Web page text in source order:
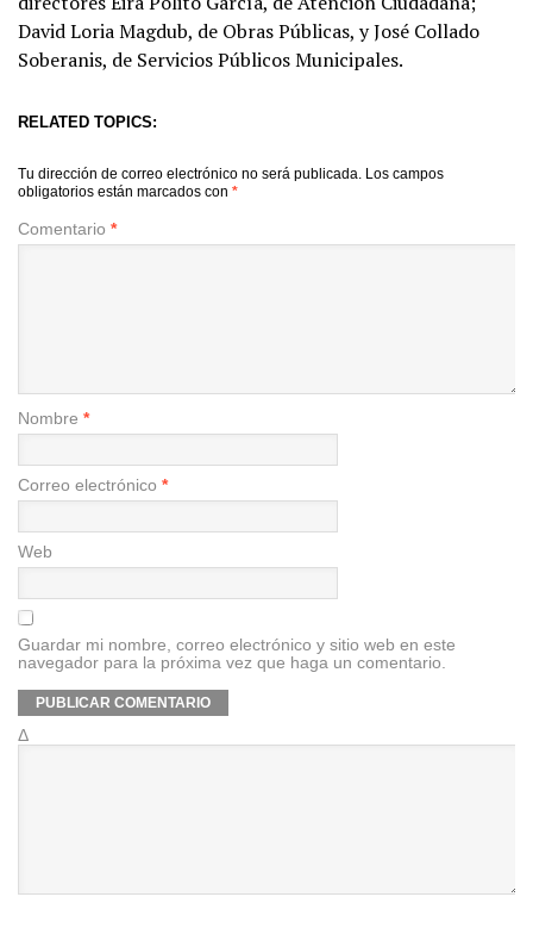
David Loria Magdub, de Obras Públicas, y José Collado
Soberanis, de Servicios Públicos Municipales.
RELATED TOPICS:
Tu dirección de correo electrónico no será publicada. Los campos
obligatorios están marcados con *
Comentario *
Nombre *
Correo electrónico *
Web
Guardar mi nombre, correo electrónico y sitio web en este
navegador para la próxima vez que haga un comentario.
Δ